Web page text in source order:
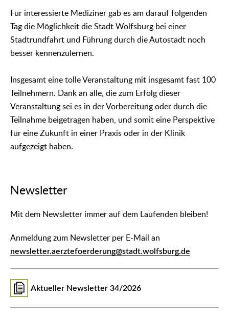
Für interessierte Mediziner gab es am darauf folgenden
Tag die Möglichkeit die Stadt Wolfsburg bei einer
Stadtrundfahrt und Führung durch die Autostadt noch
besser kennenzulernen.
Insgesamt eine tolle Veranstaltung mit insgesamt fast 100
Teilnehmern. Dank an alle, die zum Erfolg dieser
Veranstaltung sei es in der Vorbereitung oder durch die
Teilnahme beigetragen haben, und somit eine Perspektive
für eine Zukunft in einer Praxis oder in der Klinik
aufgezeigt haben.
Newsletter
Mit dem Newsletter immer auf dem Laufenden bleiben!
Anmeldung zum Newsletter per E-Mail an
newsletter.aerztefoerderung@stadt.wolfsburg.de
Aktueller Newsletter 34/2026